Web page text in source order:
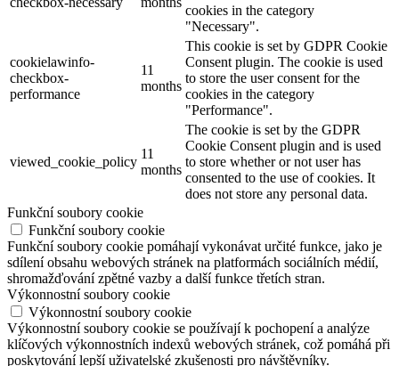
cookies in the category
"Necessary".
cookielawinfo-
checkbox-
performance
11
months
This cookie is set by GDPR Cookie
Consent plugin. The cookie is used
to store the user consent for the
cookies in the category
"Performance".
viewed_cookie_policy
11
months
The cookie is set by the GDPR
Cookie Consent plugin and is used
to store whether or not user has
consented to the use of cookies. It
does not store any personal data.
Funkční soubory cookie
Funkční soubory cookie
Funkční soubory cookie pomáhají vykonávat určité funkce, jako je
sdílení obsahu webových stránek na platformách sociálních médií,
shromažďování zpětné vazby a další funkce třetích stran.
Výkonnostní soubory cookie
Výkonnostní soubory cookie
Výkonnostní soubory cookie se používají k pochopení a analýze
klíčových výkonnostních indexů webových stránek, což pomáhá při
poskytování lepší uživatelské zkušenosti pro návštěvníky.